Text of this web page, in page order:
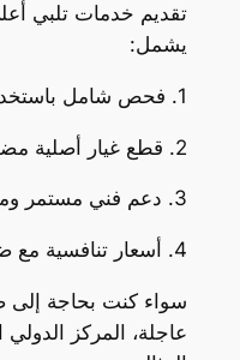
تقديم خدمات تلبي
يشمل:
1. فحص شامل باستخدام أدوات دقيقة.
2. قطع غيار أصلية مضمونة.
3. دعم فني مستمر ومتميز.
4. أسعار تنافسية مع ضمان الجودة.
سواء كنت بحاجة إلى
عاجلة، المركز